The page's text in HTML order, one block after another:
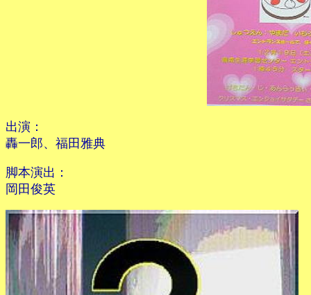
出演：
轟一郎、福田雅典
脚本演出：
岡田俊英